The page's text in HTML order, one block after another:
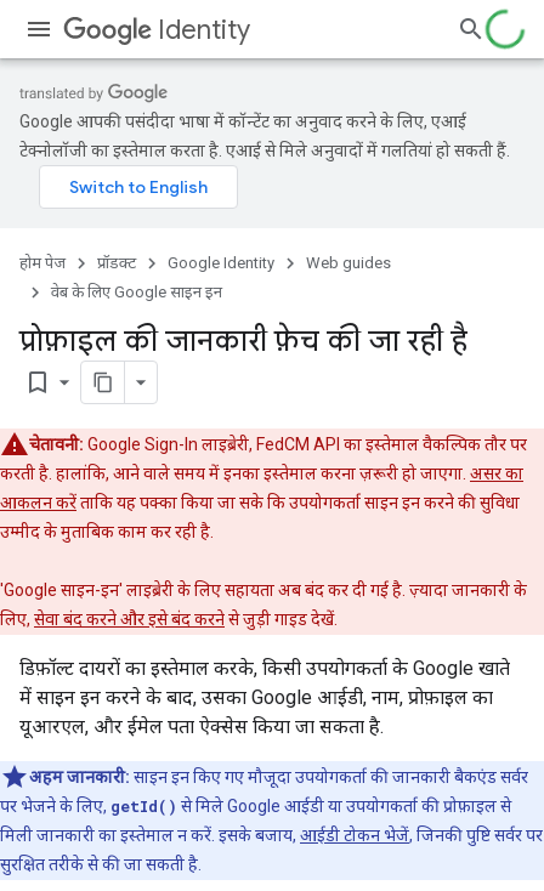
Identity
Google आपकी पसंदीदा भाषा में कॉन्टेंट का अनुवाद करने के लिए, एआई
टेक्नोलॉजी का इस्तेमाल करता है. एआई से मिले अनुवादों में गलतियां हो सकती हैं.
होम पेज प्रॉडक्ट Google Identity
Web guides
वेब के लिए Google साइन इन
प्रोफ़ाइल की जानकारी फ़ेच की जा रही है
bookmark_border
चेतावनी: Google Sign-In लाइब्रेरी, FedCM API का इस्तेमाल वैकल्पिक तौर पर
करती है. हालांकि, आने वाले समय में इनका इस्तेमाल करना ज़रूरी हो जाएगा. असर का
आकलन करेंताकि यह पक्का किया जा सके कि उपयोगकर्ता साइन इन करने की सुविधा
उम्मीद के मुताबिक काम कर रही है.
'Google साइन-इन' लाइब्रेरी के लिए सहायता अब बंद कर दी गई है. ज़्यादा जानकारी के
लिए, सेवा बंद करने और इसे बंद करनेसे जुड़ी गाइड देखें.
डिफ़ॉल्ट दायरों का इस्तेमाल करके, किसी उपयोगकर्ता के Google खाते
में साइन इन करने के बाद, उसका Google आईडी, नाम, प्रोफ़ाइल का
यूआरएल, और ईमेल पता ऐक्सेस किया जा सकता है.
अहम जानकारी: साइन इन किए गए मौजूदा उपयोगकर्ता की जानकारी बैकएंड सर्वर
पर भेजने के लिए, getId() से मिले Google आईडी या उपयोगकर्ता की प्रोफ़ाइल से
मिली जानकारी का इस्तेमाल न करें. इसके बजाय, आईडी टोकन भेजें, जिनकी पुष्टि सर्वर पर
सुरक्षित तरीके से की जा सकती है.